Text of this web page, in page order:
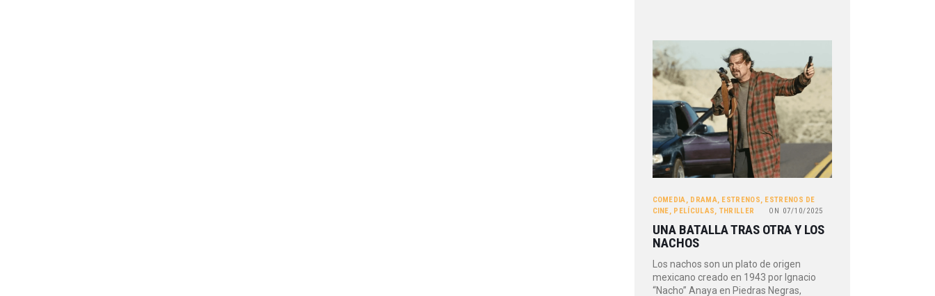
COMEDIA DRAMA ESTRENOS
ESTRENOS DE
CINE
PELÍCULAS THRILLER ON 07/10/2025
UNA BATALLA TRAS OTRA Y LOS
NACHOS
Los nachos son un plato de origen
mexicano creado en 1943 por Ignacio
“Nacho” Anaya en Piedras Negras,